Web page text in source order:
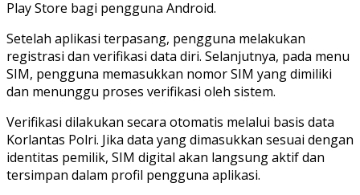
Play Store bagi pengguna Android.
Setelah aplikasi terpasang, pengguna melakukan
registrasi dan verifikasi data diri. Selanjutnya, pada menu
SIM, pengguna memasukkan nomor SIM yang dimiliki
dan menunggu proses verifikasi oleh sistem.
Verifikasi dilakukan secara otomatis melalui basis data
Korlantas Polri. Jika data yang dimasukkan sesuai dengan
identitas pemilik, SIM digital akan langsung aktif dan
tersimpan dalam profil pengguna aplikasi.